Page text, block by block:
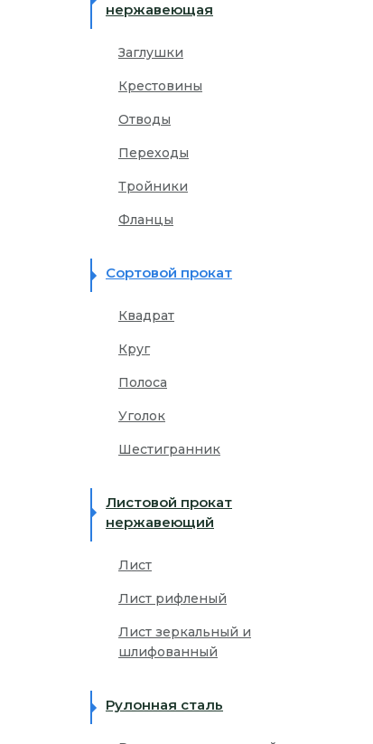
нержавеющая
Заглушки
Крестовины
Отводы
Переходы
Тройники
Фланцы
Сортовой прокат
Квадрат
Круг
Полоса
Уголок
Шестигранник
Листовой прокат
нержавеющий
Лист
Лист рифленый
Лист зеркальный и
шлифованный
Рулонная сталь